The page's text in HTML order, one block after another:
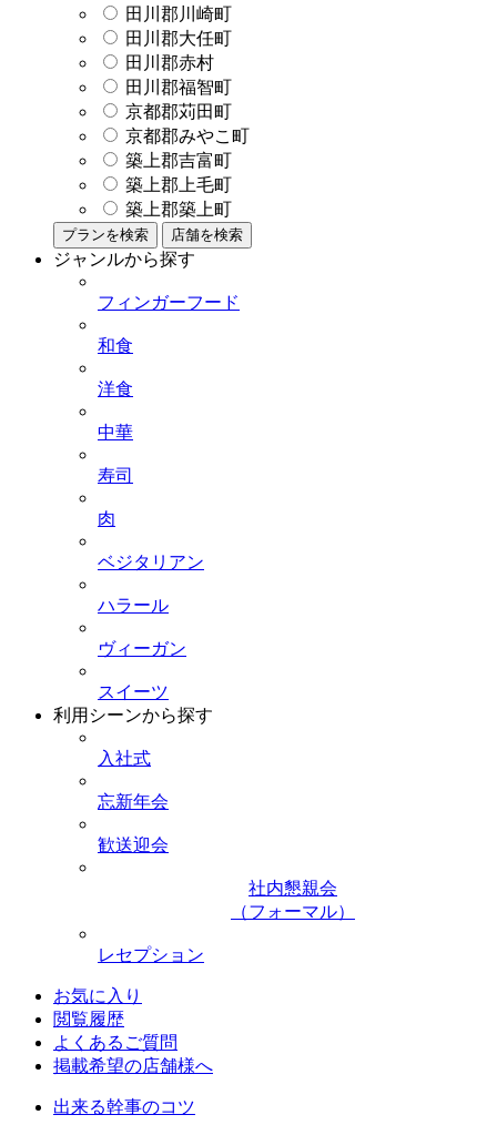
田川郡川崎町
田川郡大任町
田川郡赤村
田川郡福智町
京都郡苅田町
京都郡みやこ町
築上郡吉富町
築上郡上毛町
築上郡築上町
プランを検索 店舗を検索
ジャンルから探す
フィンガーフード
和食
洋食
中華
寿司
肉
ベジタリアン
ハラール
ヴィーガン
スイーツ
利用シーンから探す
入社式
忘新年会
歓送迎会
社内懇親会
（フォーマル）
レセプション
お気に入り
閲覧履歴
よくあるご質問
掲載希望の店舗様へ
出来る幹事のコツ